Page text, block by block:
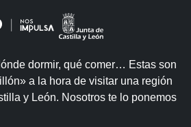
dormir, qué comer… Estas son
a la hora de visitar una región
y León. Nosotros te lo ponemos